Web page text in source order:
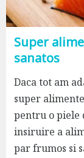
Super
sanatos
Daca tot am
super
pentru o piele
insiruire a
par frumos si